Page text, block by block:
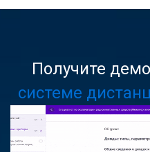
Получите
системе